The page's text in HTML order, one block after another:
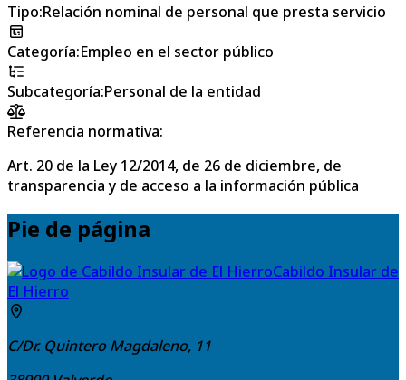
Tipo:Relación nominal de personal que presta servicio
Categoría:Empleo en el sector público
Subcategoría:Personal de la entidad
Referencia normativa:
Art. 20 de la Ley 12/2014, de 26 de diciembre, de
transparencia y de acceso a la información pública
Pie de página
Cabildo Insular de
El Hierro
C/Dr. Quintero Magdaleno, 11